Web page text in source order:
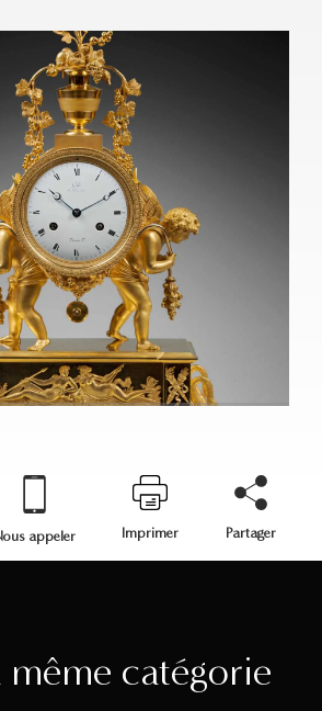
appeler Imprimer Partager
même catégorie